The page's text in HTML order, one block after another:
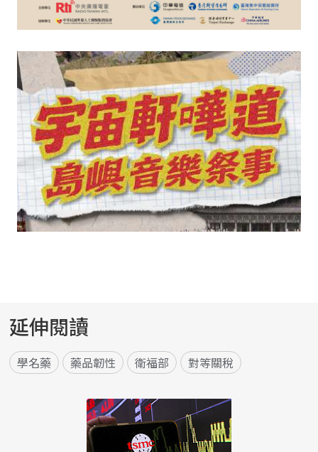
延伸閱讀
學名藥 藥品韌性 衛福部 對等關稅